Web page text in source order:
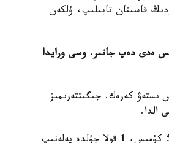
قاسىنان تابىلىپ، ۇلكەن
ەدى دەپ جاتىر. وسى ورايدا
كەرەك. جىگىتتەرىمىز
الدا.